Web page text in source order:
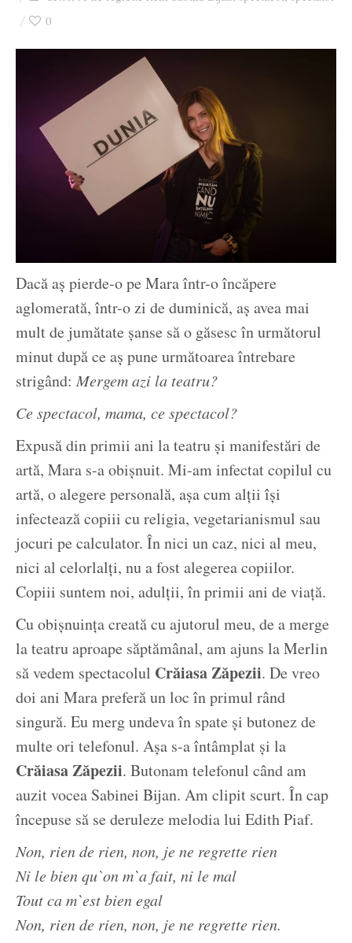
0
Dacă aș pierde-o pe Mara într-o încăpere
aglomerată, într-o zi de duminică, aș avea mai
mult de jumătate șanse să o găsesc în următorul
minut după ce aș pune următoarea întrebare
strigând: Mergem azi la teatru?
Ce spectacol, mama, ce spectacol?
Expusă din primii ani la teatru și manifestări de
artă, Mara s-a obișnuit. Mi-am infectat copilul cu
artă, o alegere personală, așa cum alții își
infectează copiii cu religia, vegetarianismul sau
jocuri pe calculator. În nici un caz, nici al meu,
nici al celorlalți, nu a fost alegerea copiilor.
Copiii suntem noi, adulții, în primii ani de viață.
Cu obișnuința creată cu ajutorul meu, de a merge
la teatru aproape săptămânal, am ajuns la Merlin
să vedem spectacolul Crăiasa Zăpezii. De vreo
doi ani Mara preferă un loc în primul rând
singură. Eu merg undeva în spate și butonez de
multe ori telefonul. Așa s-a întâmplat și la
Crăiasa Zăpezii. Butonam telefonul când am
auzit vocea Sabinei Bijan. Am clipit scurt. În cap
începuse să se deruleze melodia lui Edith Piaf.
Non, rien de rien, non, je ne regrette rien
Ni le bien qu`on m`a fait, ni le mal
Tout ca m`est bien egal
Non, rien de rien, non, je ne regrette rien.